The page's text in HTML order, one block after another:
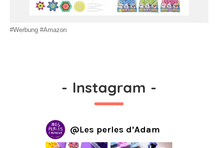
#Werbung #Amazon
- Instagram -
@Les perles d’Adam